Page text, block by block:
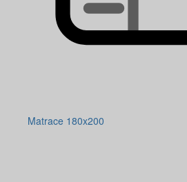
Matrace 180x200